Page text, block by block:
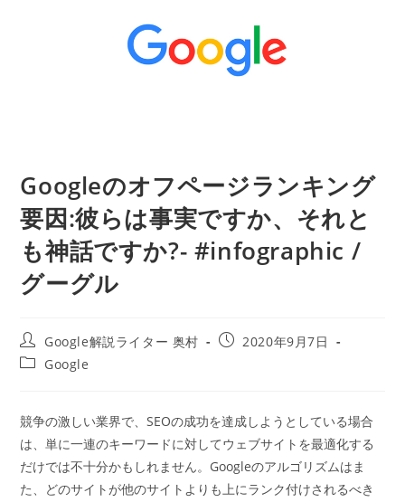
Googleのオフページランキング
要因:彼らは事実ですか、それと
も神話ですか?- #infographic /
グーグル
投
稿
者:
Google解説ライター 奥村
投
2020年9月7日
投
テ
ゴ
リ
ー:
Google
競争の激しい業界で、SEOの成功を達成しようとしている場合
は、単に一連のキーワードに対してウェブサイトを最適化する
だけでは不十分かもしれません。Googleのアルゴリズムはま
た、どのサイトが他のサイトよりも上にランク付けされるべき